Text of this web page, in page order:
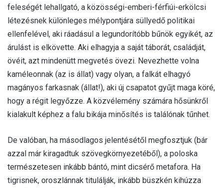
feleségét lehallgató, a közösségi-emberi-férfiúi-erkölcsi
létezésnek különleges mélypontjára süllyedő politikai
ellenfelével, aki ráadásul a legundorítóbb bűnök egyikét, az
árulást is elkövette. Aki elhagyja a saját táborát, családját,
övéit, azt mindenütt megvetés övezi. Nevezhette volna
kaméleonnak (az is állat) vagy olyan, a falkát elhagyó
magányos farkasnak (állat!), aki új csapatot gyűjt maga köré,
hogy a régit legyőzze. A közvélemény számára hősünkről
kialakult képhez a falu bikája minősítés is találónak tűnhet.
De valóban, ha másodlagos jelentésétől megfosztjuk (bár
azzal már kiragadtuk szövegkörnyezetéből), a poloska
természetesen inkább bántó, mint dicsérő metafora. Ha
tigrisnek, oroszlánnak titulálják, inkább büszkén kihúzza